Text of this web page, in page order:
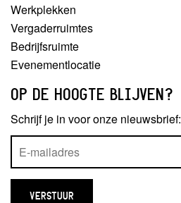
Werkplekken
Vergaderruimtes
Bedrijfsruimte
Evenementlocatie
OP DE HOOGTE BLIJVEN?
Schrijf je in voor onze nieuwsbrief: